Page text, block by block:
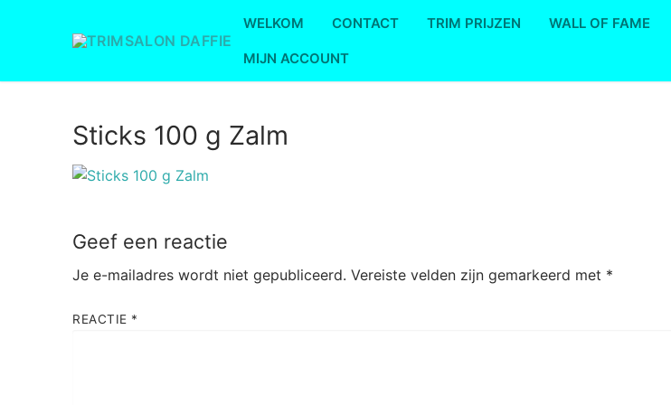
inhoud
WELKOM CONTACT TRIM PRIJZEN WALL OF FAME
MIJN ACCOUNT
Sticks 100 g Zalm
Geef een reactie
Je e-mailadres wordt niet gepubliceerd. Vereiste velden zijn gemarkeerd met *
REACTIE *